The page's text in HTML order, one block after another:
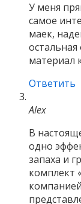
У меня
самое
маек,
материал
Ответить
Alex
В
одно
запаха и
комплект